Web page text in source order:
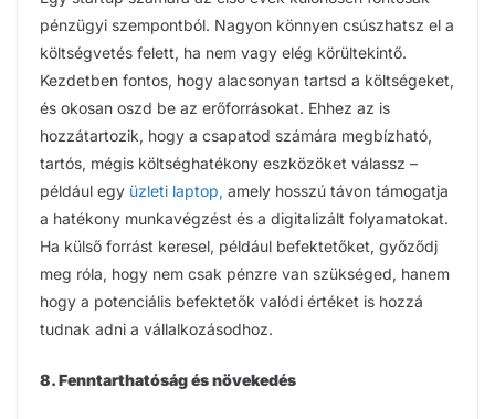
pénzügyi szempontból. Nagyon könnyen csúszhatsz el a
költségvetés felett, ha nem vagy elég körültekintő.
Kezdetben fontos, hogy alacsonyan tartsd a költségeket,
és okosan oszd be az erőforrásokat. Ehhez az is
hozzátartozik, hogy a csapatod számára megbízható,
tartós, mégis költséghatékony eszközöket válassz –
például egy üzleti laptop, amely hosszú távon támogatja
a hatékony munkavégzést és a digitalizált folyamatokat.
Ha külső forrást keresel, például befektetőket, győződj
meg róla, hogy nem csak pénzre van szükséged, hanem
hogy a potenciális befektetők valódi értéket is hozzá
tudnak adni a vállalkozásodhoz.
8. Fenntarthatóság és növekedés